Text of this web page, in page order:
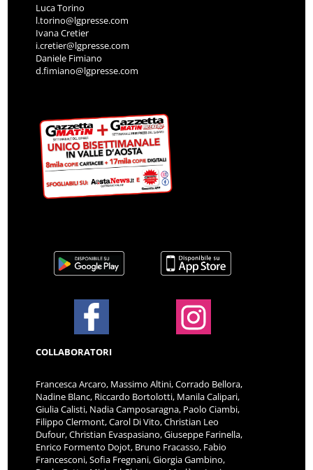
Luca Torino
l.torino@lgpresse.com
Ivana Cretier
i.cretier@lgpresse.com
Daniele Fimiano
d.fimiano@lgpresse.com
COLLABORATORI
Francesca Arcaro, Massimo Altini, Corrado Bellora,
Nadine Blanc, Riccardo Bortolotti, Manila Calipari,
Giulia Calisti, Nadia Camposaragna, Paolo Ciambi,
Filippo Clermont, Carol Di Vito, Christian Leo
Dufour, Christian Evaspasiano, Giuseppe Farinella,
Enrico Formento Dojot, Bruno Fracasso, Fabio
Francesconi, Sofia Fregnani, Giorgia Gambino,